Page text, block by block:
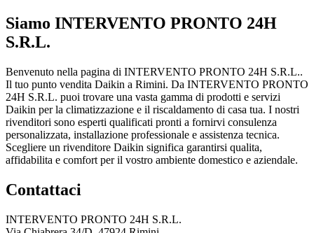
Siamo INTERVENTO PRONTO 24H
S.R.L.
Benvenuto nella pagina di INTERVENTO PRONTO 24H S.R.L..
Il tuo punto vendita Daikin a Rimini. Da INTERVENTO PRONTO
24H S.R.L. puoi trovare una vasta gamma di prodotti e servizi
Daikin per la climatizzazione e il riscaldamento di casa tua. I nostri
rivenditori sono esperti qualificati pronti a fornirvi consulenza
personalizzata, installazione professionale e assistenza tecnica.
Scegliere un rivenditore Daikin significa garantirsi qualita,
affidabilita e comfort per il vostro ambiente domestico e aziendale.
Contattaci
INTERVENTO PRONTO 24H S.R.L.